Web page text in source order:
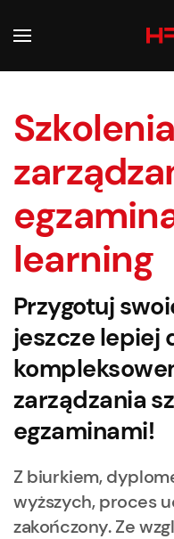
learning
Przygotuj
jeszcze lepiej
zarządzania
egzaminami!
Z biurkiem,
wyższych, proces
zakończony. Ze